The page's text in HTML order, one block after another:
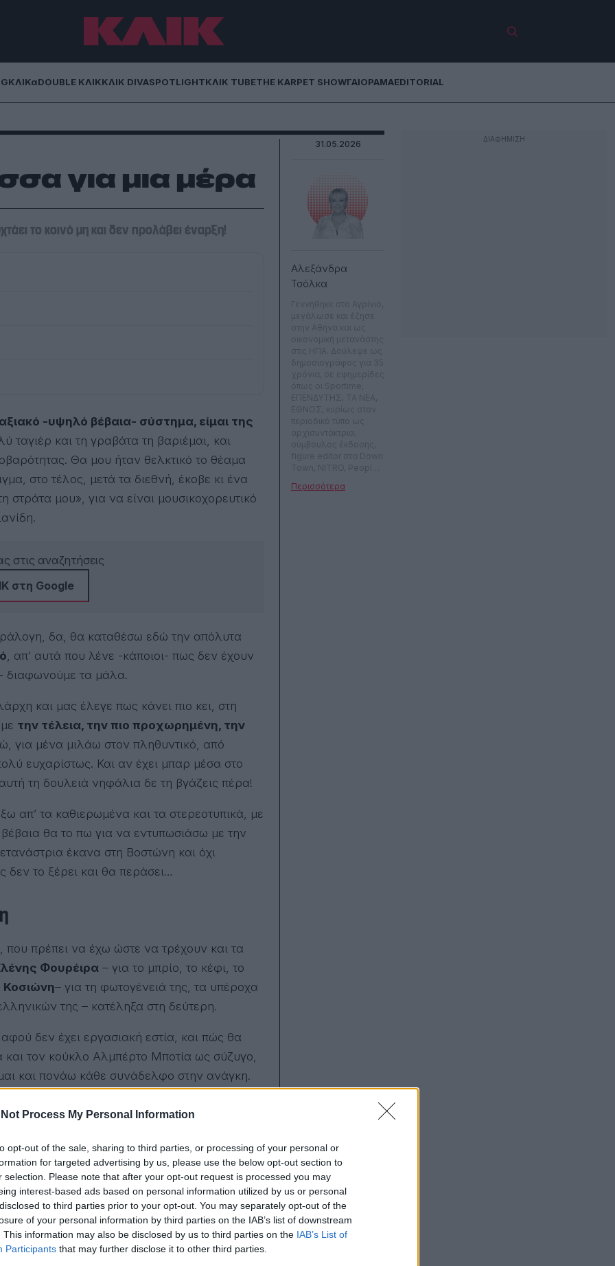
Not Process My Personal Information
opt-out of the sale, sharing to third parties, or processing of your personal or
for targeted advertising by us, please use the below opt-out section to
selection. Please note that after your opt-out request is processed you may
interest-based ads based on personal information utilized by us or personal
to third parties prior to your opt-out. You may separately opt-out of the
of your personal information by third parties on the IAB’s list of downstream
This information may also be disclosed by us to third parties on the IAB’s List of
Participants that may further disclose it to other third parties.
ΚΛΙΚαDOUBLE ΚΛΙΚΚΛΙΚ DIVASPOTLIGHTΚΛΙΚ TUBETHE KARPET SHOWΓΑΙΟΡΑΜΑEDITORIAL
για μια μέρα
το κοινό μη και δεν προλάβει έναρξη!
-υψηλό βέβαια- σύστημα, είμαι της
ταγιέρ και τη γραβάτα τη βαριέμαι, και
Θα μου ήταν θελκτικό το θέαμα
στο τέλος, μετά τα διεθνή, έκοβε κι ένα
στράτα μου», για να είναι μουσικοχορευτικό
στις αναζητήσεις
στη Google
δα, θα καταθέσω εδώ την απόλυτα
, απ’ αυτά που λένε -κάποιοι- πως δεν έχουν
διαφωνούμε τα μάλα.
και μας έλεγε πως κάνει πιο κει, στη
την τέλεια, την πιο προχωρημένη, την
για μένα μιλάω στον πληθυντικό, από
ευχαρίστως. Και αν έχει μπαρ μέσα στο
τη δουλειά νηφάλια δε τη βγάζεις πέρα!
απ’ τα καθιερωμένα και τα στερεοτυπικά, με
θα το πω για να εντυπωσιάσω με την
έκανα στη Βοστώνη και όχι
δεν το ξέρει και θα περάσει…
πρέπει να έχω ώστε να τρέχουν και τα
Φουρέιρα – για το μπρίο, το κέφι, το
Κοσιώνη– για τη φωτογένειά της, τα υπέροχα
της – κατέληξα στη δεύτερη.
δεν έχει εργασιακή εστία, και πώς θα
και τον κούκλο Αλμπέρτο Μποτία ως σύζυγο,
και πονάω κάθε συνάδελφο στην ανάγκη.
πια;
thinking
31.05.2026
Αλεξάνδρα
Τσόλκα
καλ. Έκανε